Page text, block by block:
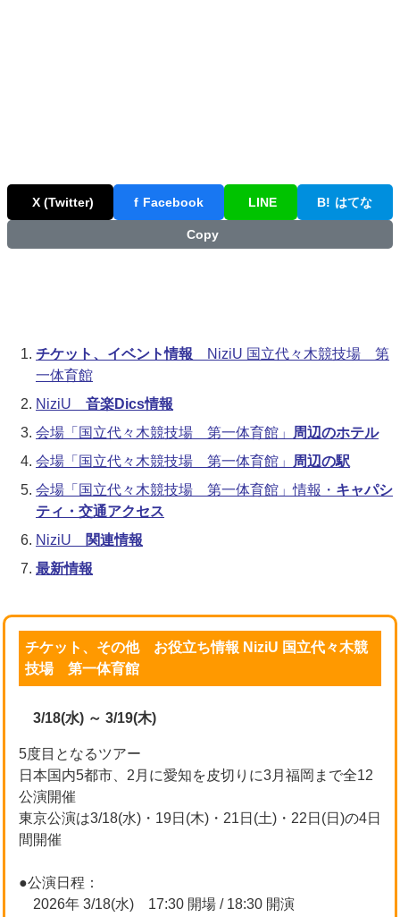
X (Twitter) f Facebook LINE B! はてな
Copy
チケット、イベント情報 NiziU 国立代々木競技場 第
一体育館
NiziU 音楽Dics情報
会場「国立代々木競技場 第一体育館」
周辺のホテル
会場「国立代々木競技場 第一体育館」
周辺の駅
会場「国立代々木競技場 第一体育館」情報・ キャパシ
ティ・交通アクセス
NiziU
関連情報
最新情報
チケット、その他 お役立ち情報 NiziU 国立代々木競
技場 第一体育館
3/18(水) ～ 3/19(木)
5度目となるツアー
日本国内5都市、2月に愛知を皮切りに3月福岡まで全12
公演開催
東京公演は3/18(水)・19日(木)・21日(土)・22日(日)の4日
間開催
●公演日程：
2026年 3/18(水) 17:30 開場 / 18:30 開演